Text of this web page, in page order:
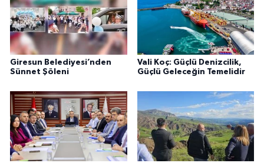
Giresun Belediyesi’nden
Sünnet Şöleni
Vali Koç: Güçlü Denizcilik,
Güçlü Geleceğin Temelidir